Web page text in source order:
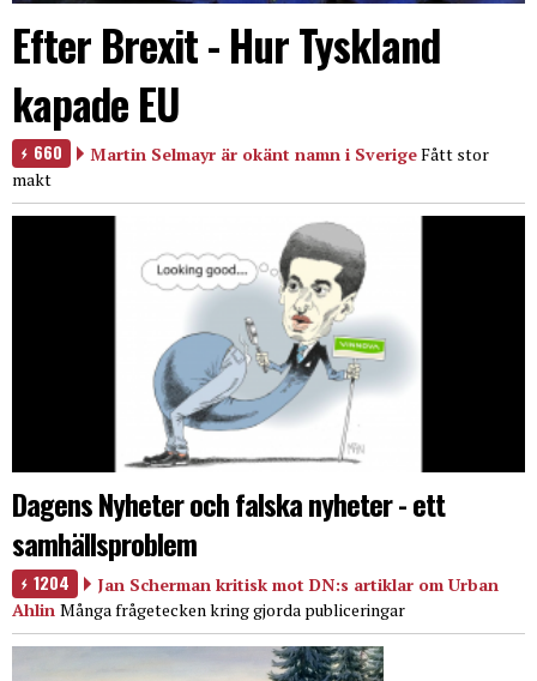
Efter Brexit - Hur Tyskland
kapade EU
660 Martin Selmayr är okänt namn i SverigeFått stor
makt
Dagens Nyheter och falska nyheter - ett
samhällsproblem
1204
Jan Scherman kritisk mot DN:s artiklar om Urban
Ahlin Många frågetecken kring gjorda publiceringar